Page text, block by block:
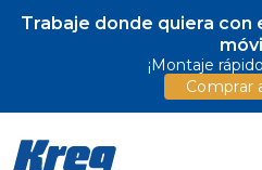
Trabaje donde quiera
¡Montaje
Comprar